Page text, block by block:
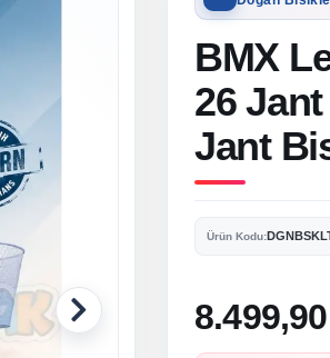
BMX
26
Jant
Ürün Kodu: